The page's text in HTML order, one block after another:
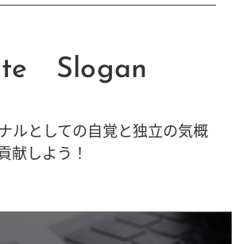
Slogan
ルとしての自覚と独立の気概
献しよう！